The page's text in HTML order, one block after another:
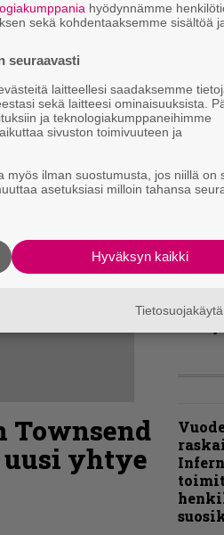
Townsend
yhtye
John
hyödynnämme
sekä kohdentaaksemme sisältöä
seuraavasti
laitteellesi saadaksemme
sekä laitteesi ominaisuuksista.
ja teknologiakumppaneihimme
sivuston toimivuuteen ja
ilman suostumusta, jos niillä on
asetuksiasi milloin tahansa
Hyväksyn kaikki